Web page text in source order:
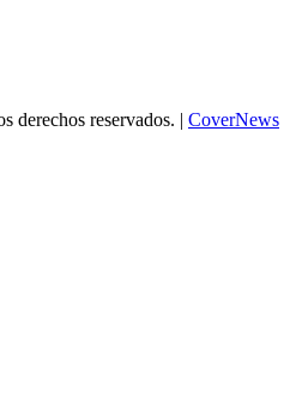
derechos reservados. | CoverNews